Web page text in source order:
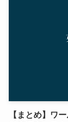
【まとめ】ワ